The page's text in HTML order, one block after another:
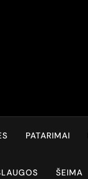
PATARIMAI
ŠEIMA